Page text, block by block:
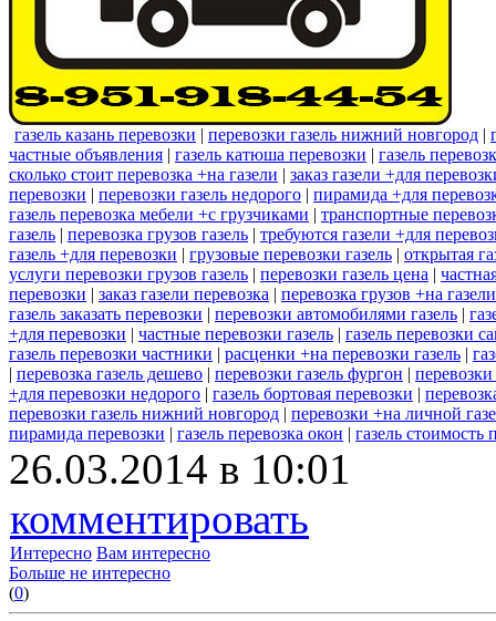
газель казань перевозки | перевозки газель нижний новгород |
частные объявления | газель катюша перевозки | газель
сколько стоит перевозка +на газели | заказ газели +для
перевозки | перевозки газель недорого | пирамида +для
газель перевозка мебели +с грузчиками | транспортные
газель | перевозка грузов газель | требуются газели +для
газель +для перевозки | грузовые перевозки газель | открытая
услуги перевозки грузов газель | перевозки газель цена |
перевозки | заказ газели перевозка | перевозка грузов +на
газель заказать перевозки | перевозки автомобилями газель |
+для перевозки | частные перевозки газель | газель перевозки
газель перевозки частники | расценки +на перевозки газель |
| перевозка газель дешево | перевозки газель фургон |
+для перевозки недорого | газель бортовая перевозки |
перевозки газель нижний новгород | перевозки +на личной
пирамида перевозки | газель перевозка окон | газель стоимость
26.03.2014 в 10:01
комментировать
Интересно Вам интересно
Больше не интересно
(0)